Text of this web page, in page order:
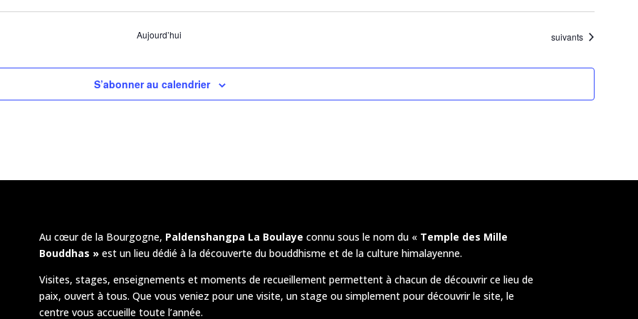
Aujourd’hui Évènements
suivants
S’abonner au calendrier
Au cœur de la Bourgogne, Paldenshangpa La Boulaye connu sous le nom du « Temple des Mille
Bouddhas »est un lieu dédié à la découverte du bouddhisme et de la culture himalayenne.
Visites, stages, enseignements et moments de recueillement permettent à chacun de découvrir ce lieu de
paix, ouvert à tous. Que vous veniez pour une visite, un stage ou simplement pour découvrir le site, le
centre vous accueille toute l’année.